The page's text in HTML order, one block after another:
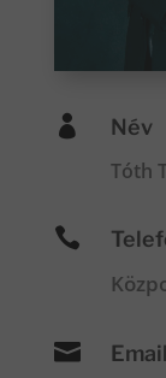
 Név
Tóth

 Email